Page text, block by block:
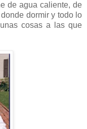
de agua caliente, de
dormir y todo lo
cosas a las que